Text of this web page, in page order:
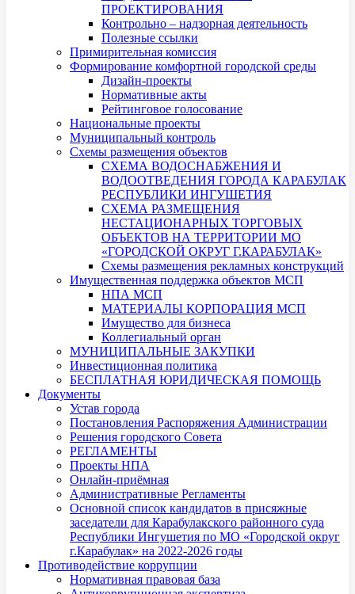
ПРОЕКТИРОВАНИЯ
Контрольно – надзорная деятельность
Полезные ссылки
Примирительная комиссия
Формирование комфортной городской среды
Дизайн-проекты
Нормативные акты
Рейтинговое голосование
Национальные проекты
Муниципальный контроль
Схемы размещения объектов
СХЕМА ВОДОСНАБЖЕНИЯ И
ВОДООТВЕДЕНИЯ ГОРОДА КАРАБУЛАК
РЕСПУБЛИКИ ИНГУШЕТИЯ
СХЕМА РАЗМЕЩЕНИЯ
НЕСТАЦИОНАРНЫХ ТОРГОВЫХ
ОБЪЕКТОВ НА ТЕРРИТОРИИ МО
«ГОРОДСКОЙ ОКРУГ Г.КАРАБУЛАК»
Схемы размещения рекламных конструкций
Имущественная поддержка объектов МСП
НПА МСП
МАТЕРИАЛЫ КОРПОРАЦИЯ МСП
Имущество для бизнеса
Коллегиальный орган
МУНИЦИПАЛЬНЫЕ ЗАКУПКИ
Инвестиционная политика
БЕСПЛАТНАЯ ЮРИДИЧЕСКАЯ ПОМОЩЬ
Документы
Устав города
Постановления Распоряжения Администрации
Решения городского Совета
РЕГЛАМЕНТЫ
Проекты НПА
Онлайн-приёмная
Административные Регламенты
Основной список кандидатов в присяжные
заседатели для Карабулакского районного суда
Республики Ингушетия по МО «Городской округ
г.Карабулак» на 2022-2026 годы
Противодействие коррупции
Нормативная правовая база